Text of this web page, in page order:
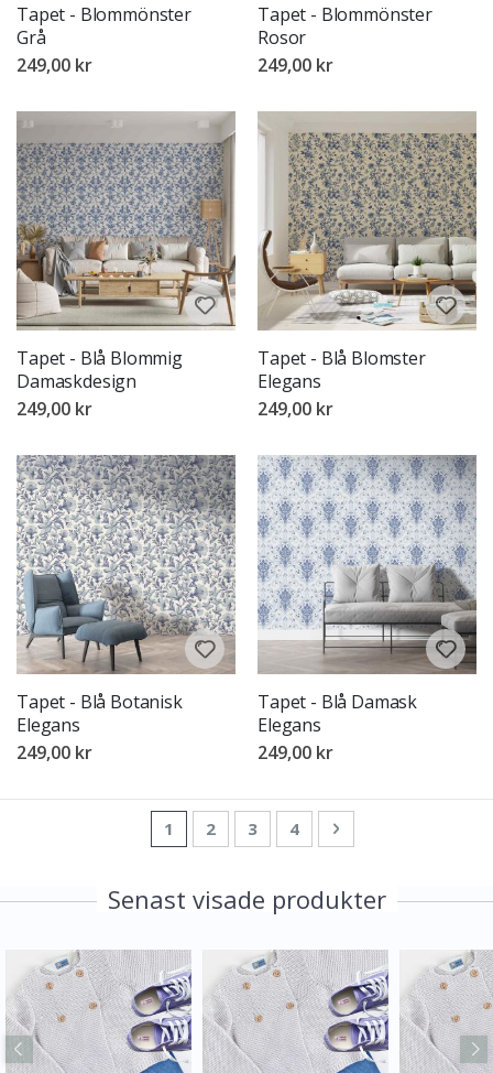
Tapet - Blommönster
Grå
249,00 kr
Tapet - Blommönster
Rosor
249,00 kr
Tapet - Blå Blommig
Damaskdesign
249,00 kr
Tapet - Blå Blomster
Elegans
249,00 kr
Tapet - Blå Botanisk
Elegans
249,00 kr
Tapet - Blå Damask
Elegans
249,00 kr
SidaYou're currently reading page
1 Sida
2 Sida
3 Sida
4 Sida
Nästa
Senast visade produkter